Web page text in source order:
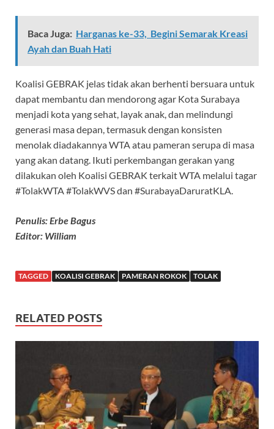
Baca Juga: Harganas ke-33, Begini Semarak Kreasi
Ayah dan Buah Hati
Koalisi GEBRAK jelas tidak akan berhenti bersuara untuk
dapat membantu dan mendorong agar Kota Surabaya
menjadi kota yang sehat, layak anak, dan melindungi
generasi masa depan, termasuk dengan konsisten
menolak diadakannya WTA atau pameran serupa di masa
yang akan datang. Ikuti perkembangan gerakan yang
dilakukan oleh Koalisi GEBRAK terkait WTA melalui tagar
#TolakWTA #TolakWVS dan #SurabayaDaruratKLA.
Penulis: Erbe Bagus
Editor: William
TAGGED KOALISI GEBRAK PAMERAN ROKOK TOLAK
RELATED POSTS